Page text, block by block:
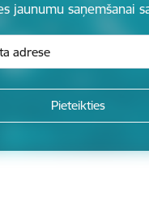
jaunumu saņemšanai